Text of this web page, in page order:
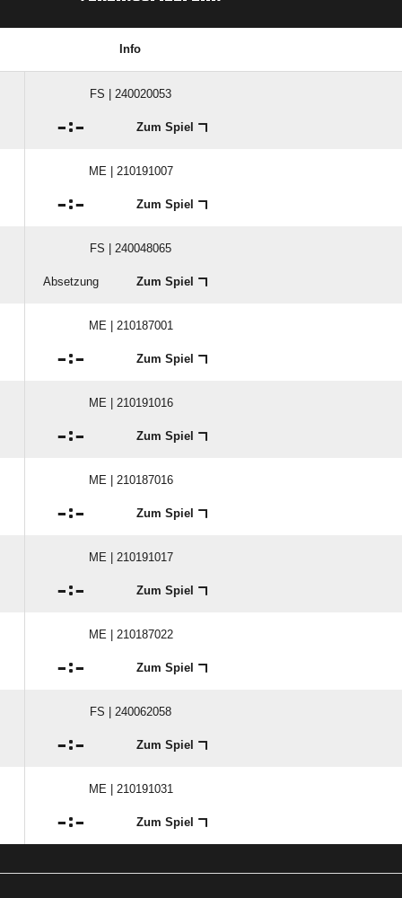
Info
FS | 240020053
: Zum Spiel
ME | 210191007
: Zum Spiel
FS | 240048065
Absetzung Zum Spiel
ME | 210187001
: Zum Spiel
ME | 210191016
: Zum Spiel
ME | 210187016
: Zum Spiel
ME | 210191017
: Zum Spiel
ME | 210187022
: Zum Spiel
FS | 240062058
: Zum Spiel
ME | 210191031
: Zum Spiel